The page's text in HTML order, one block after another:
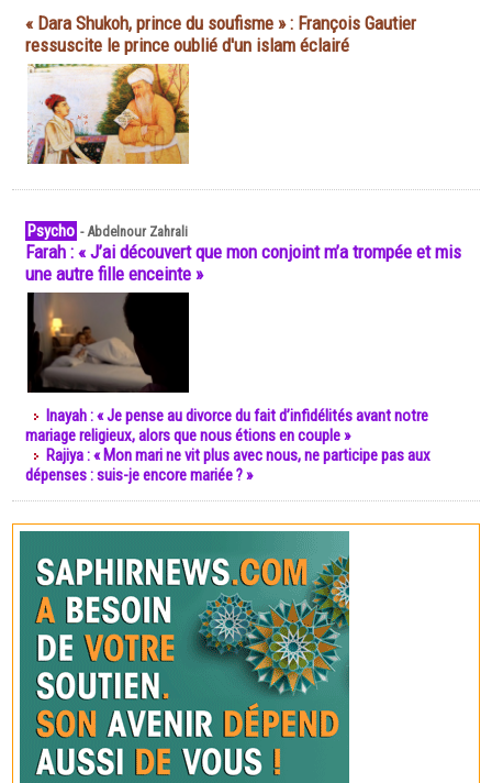
« Dara Shukoh, prince du soufisme » : François Gautier
ressuscite le prince oublié d'un islam éclairé
Psycho -Abdelnour Zahrali
Farah : « J’ai découvert que mon conjoint m’a trompée et mis
une autre fille enceinte »
Inayah : « Je pense au divorce du fait d’infidélités avant notre
mariage religieux, alors que nous étions en couple »
Rajiya : « Mon mari ne vit plus avec nous, ne participe pas aux
dépenses : suis-je encore mariée ? »